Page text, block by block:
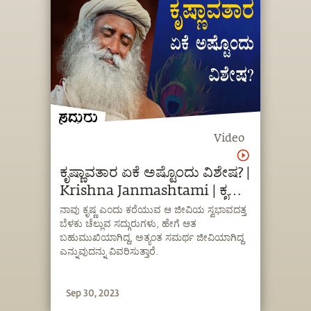
Video
ಕೃಷ್ಣಾವತಾರ ಏಕೆ ಅಷ್ಟೊಂದು ವಿಶೇಷ? |
Krishna Janmashtami | ಕೃಷ್ಣ
ಜನ್ಮಾಷ್ಟಮಿ | Sadhguru
Kannada
ನಾವು ಕೃಷ್ಣ ಎಂದು ಕರೆಯುವ ಆ ಜೀವಿಯ ಸ್ವಭಾವದತ್ತ
ಬೆಳಕು ಚೆಲ್ಲುವ ಸದ್ಗುರುಗಳು, ಹೇಗೆ ಆತ
ಬಹುಮುಖಿಯಾಗಿದ್ದ, ಅತ್ಯಂತ ಸಮರ್ಥ ಜೀವಿಯಾಗಿದ್ದ
ಎನ್ನುವುದನ್ನು ವಿವರಿಸುತ್ತಾರೆ.
Sep 30, 2023